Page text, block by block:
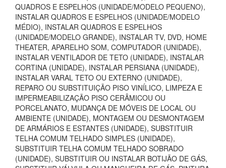
QUADROS E ESPELHOS (UNIDADE/MODELO PEQUENO),
INSTALAR QUADROS E ESPELHOS (UNIDADE/MODELO
MÉDIO), INSTALAR QUADROS E ESPELHOS
(UNIDADE/MODELO GRANDE), INSTALAR TV, DVD, HOME
THEATER, APARELHO SOM, COMPUTADOR (UNIDADE),
INSTALAR VENTILADOR DE TETO (UNIDADE), INSTALAR
CORTINA (UNIDADE), INSTALAR PERSIANA (UNIDADE),
INSTALAR VARAL TETO OU EXTERNO (UNIDADE),
REPARO OU SUBSTITUIÇÃO PISO VINÍLICO, LIMPEZA E
IMPERMEABILIZAÇÃO PISO CERÂMICOU OU
PORCELANATO, MUDANÇA DE MÓVEIS DE LOCAL OU
AMBIENTE (UNIDADE), MONTAGEM OU DESMONTAGEM
DE ARMÁRIOS E ESTANTES (UNIDADE), SUBSTITUIR
TELHA COMUM TELHADO SIMPLES (UNIDADE),
SUBSTITUIR TELHA COMUM TELHADO SOBRADO
(UNIDADE), SUBSTITUIR OU INSTALAR BOTIJÃO DE GÁS,